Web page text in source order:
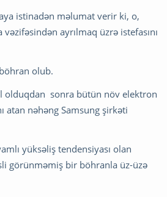
istinadən məlumat verir ki, o,
ayrılmaq üzrə istefasını
olub.
olduqdan sonra bütün növ elektron
atan nəhəng Samsung şirkəti
yüksəliş tendensiyası olan
görünməmiş bir böhranla üz-üzə